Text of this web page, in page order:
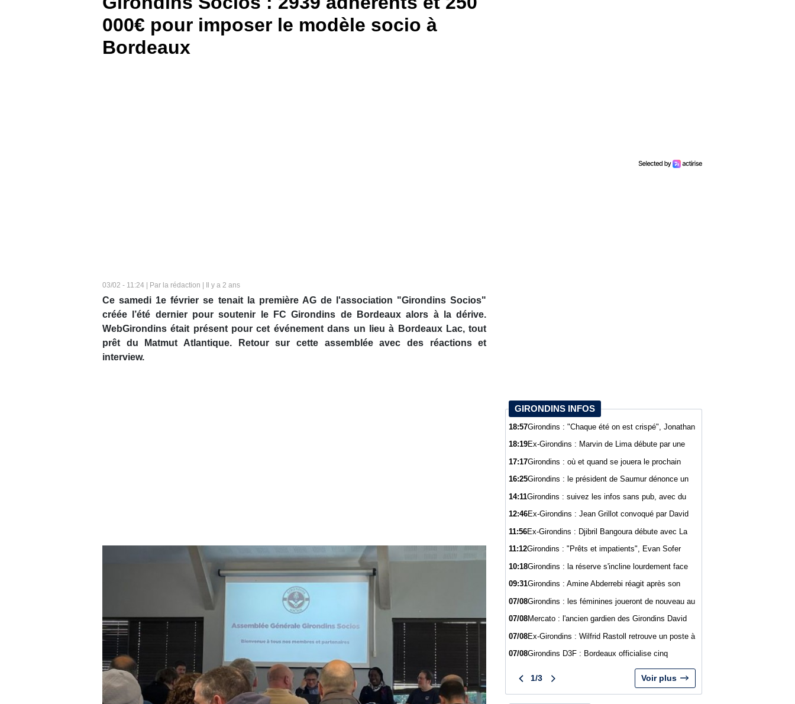
000€ pour imposer le modèle socio à
Bordeaux
03/02 - 11:24 | Par la rédaction | Il y a 2 ans
Ce samedi 1e février se tenait la première AG de l'association "Girondins Socios"
créée l’été dernier pour soutenir le FC Girondins de Bordeaux alors à la dérive.
WebGirondins était présent pour cet événement dans un lieu à Bordeaux Lac, tout
prêt du Matmut Atlantique. Retour sur cette assemblée avec des réactions et
interview.
GIRONDINS INFOS
18:57Girondins : "Chaque été on est crispé", Jonathan
18:19Ex-Girondins : Marvin de Lima débute par une
17:17Girondins : où et quand se jouera le prochain
16:25Girondins : le président de Saumur dénonce un
14:11Girondins : suivez les infos sans pub, avec du
12:46Ex-Girondins : Jean Grillot convoqué par David
11:56Ex-Girondins : Djibril Bangoura débute avec La
11:12Girondins : "Prêts et impatients", Evan Sofer
10:18Girondins : la réserve s'incline lourdement face
09:31Girondins : Amine Abderrebi réagit après son
07/08Girondins : les féminines joueront de nouveau au
07/08Mercato : l'ancien gardien des Girondins David
07/08Ex-Girondins : Wilfrid Rastoll retrouve un poste à
07/08Girondins D3F : Bordeaux officialise cinq
1/3 Voir plus